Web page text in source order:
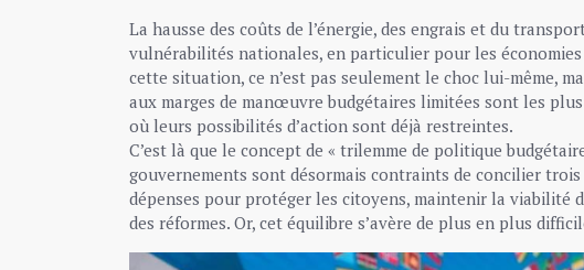
La hausse des coûts de l’énergie, des engrais et du
vulnérabilités nationales, en particulier pour les économies
cette situation, ce n’est pas seulement le choc lui-même,
aux marges de manœuvre budgétaires limitées sont les
où leurs possibilités d’action sont déjà restreintes.
C’est là que le concept de « trilemme de politique
gouvernements sont désormais contraints de concilier
dépenses pour protéger les citoyens, maintenir la
des réformes. Or, cet équilibre s’avère de plus en plus